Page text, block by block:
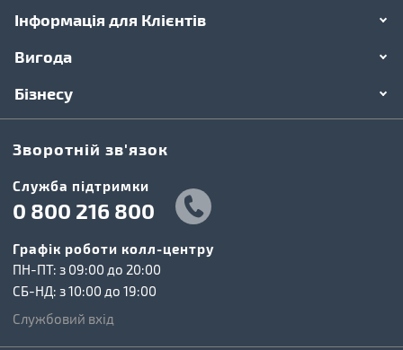
Інформація для Клієнтів
Вигода
Бізнесу
Зворотній зв'язок
Cлужба підтримки
0 800 216 800
Графік роботи колл-центру
ПН-ПТ: з 09:00 до 20:00
СБ-НД: з 10:00 до 19:00
Службовий вхід